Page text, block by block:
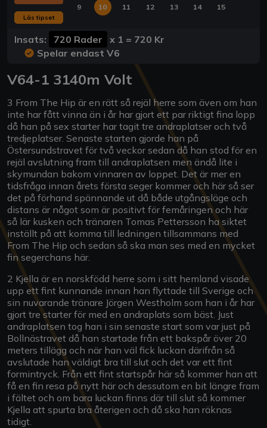
Läs tipset
9 10 11 12 13 14 15
Insats: 720 Rader x 1 = 720 Kr
Spelar endast V6
V64-1 3140m Volt
3 From The Hip är en rätt så rejäl herre som även om han
inte har fått vinna än i år har gjort ett par riktigt fina lopp
då han på sex starter har tagit tre andraplatser och två
tredjeplatser. Senaste starten gjorde han på
Östersundstravet för två veckor sedan då han stod för en
rejäl avslutning fram till andraplatsen men ändå lite i
skymundan bakom vinnaren av loppet. Det är mer en
tidsfråga innan årets första seger kommer och här så ser
det på förhand spännande ut då både utgångsläge och
distans är något som är positivt för femåringen och här
så lär kusken och tränaren Tomas Pettersson ha siktet
inställt på att komma till ledningen tillsammans med
From The Hip och sedan så ska man ses med en mycket
fin segerchans här.
2 Kjella är en norskfödd herre som i sitt hemland visade
upp ett fint kunnande innan han flyttade till Sverige och
sin nuvarande tränare Jörgen Westholm som han i år har
gjort tre starter för med en andraplats som bäst. Just
andraplatsen tog han i sin senaste start som var just på
Bollnästravet då han startade från ett bakspår över 20
meters tillägg och när han väl fick luckan därifrån så
avslutade han väldigt bra till slut och det var ett fint
formintryck. Från ett fint startspår här så kommer han att
få en fin resa på nytt här och dessutom en bit längre fram
i fältet och om bara luckan finns där till slut så kommer
Kjella att spurta bra återigen och då ska han räknas
tidigt.